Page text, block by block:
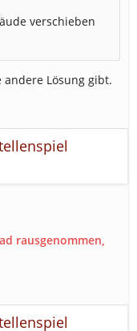
verschieben
andere Lösung gibt.
rausgenommen,